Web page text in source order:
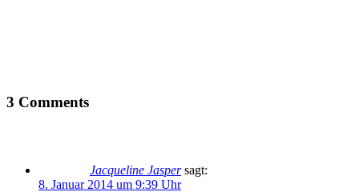
3 Comments
Jacqueline Jasper sagt:
8. Januar 2014 um 9:39 Uhr